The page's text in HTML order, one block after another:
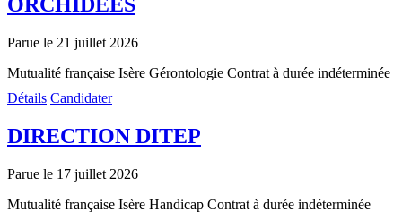
Parue le 21 juillet 2026
Mutualité française Isère Gérontologie Contrat à durée indéterminée
Détails Candidater
DIRECTION DITEP
Parue le 17 juillet 2026
Mutualité française Isère Handicap Contrat à durée indéterminée